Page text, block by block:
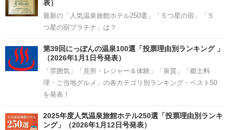
表）
最新の「人気温泉旅館ホテル250選」「５つ星の宿」「５
つ星の宿プラチナ」は？
第39回にっぽんの温泉100選「投票理由別ランキング 」
（2026年1月1日号発表）
「雰囲気」「見所・レジャー＆体験」「泉質」「郷土料
理・ご当地グルメ」の各カテゴリ別ランキング・ベスト50
を発表！
2025年度人気温泉旅館ホテル250選「投票理由別ランキ
ング」（2026年1月12日号発表）